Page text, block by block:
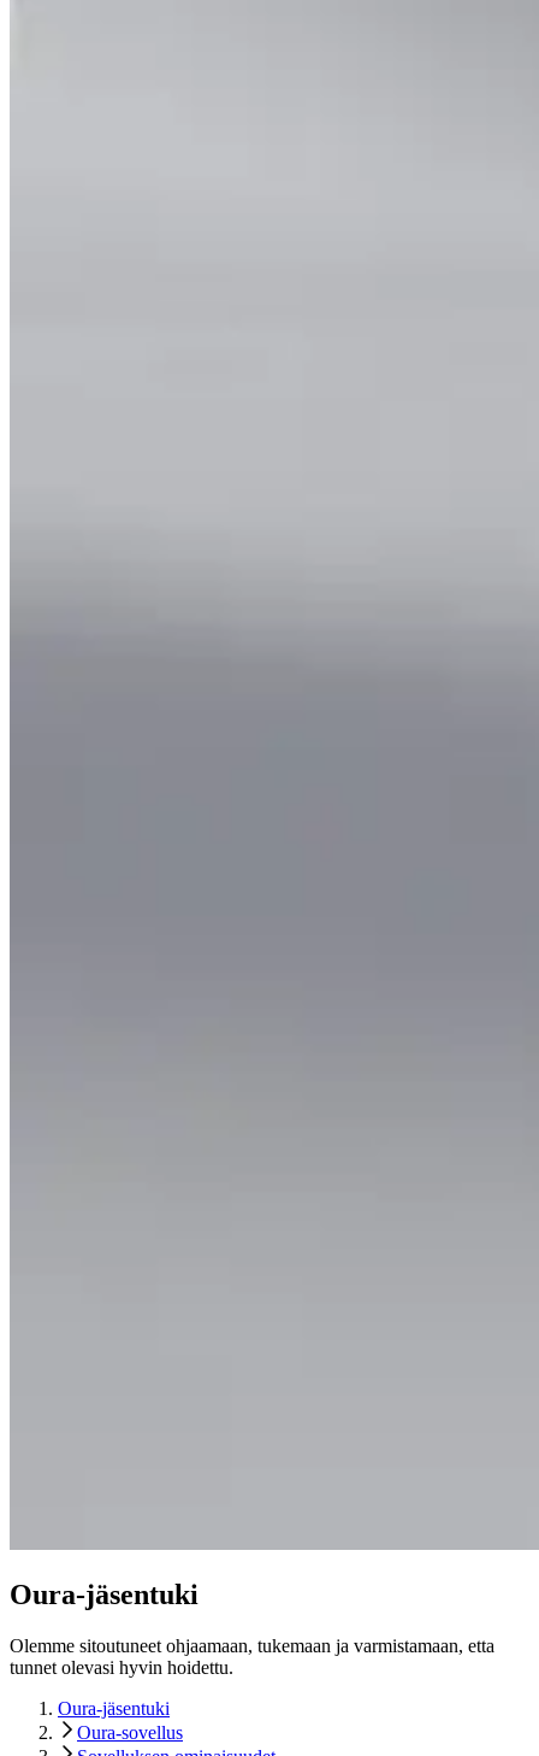
Oura-jäsentuki
Olemme sitoutuneet ohjaamaan, tukemaan ja varmistamaan, etta
tunnet olevasi hyvin hoidettu.
Oura-jäsentuki
Oura-sovellus